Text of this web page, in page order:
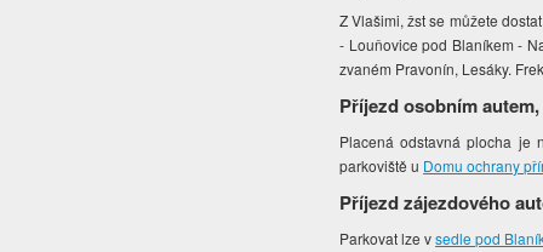
Z Vlašimi, žst se můžete
- Louňovice pod Blaníkem -
zvaném Pravonín, Lesáky.
Příjezd osobním
Placená odstavná plocha
parkoviště u Domu ochrany
Příjezd zájezdového
Parkovat lze vsedle pod